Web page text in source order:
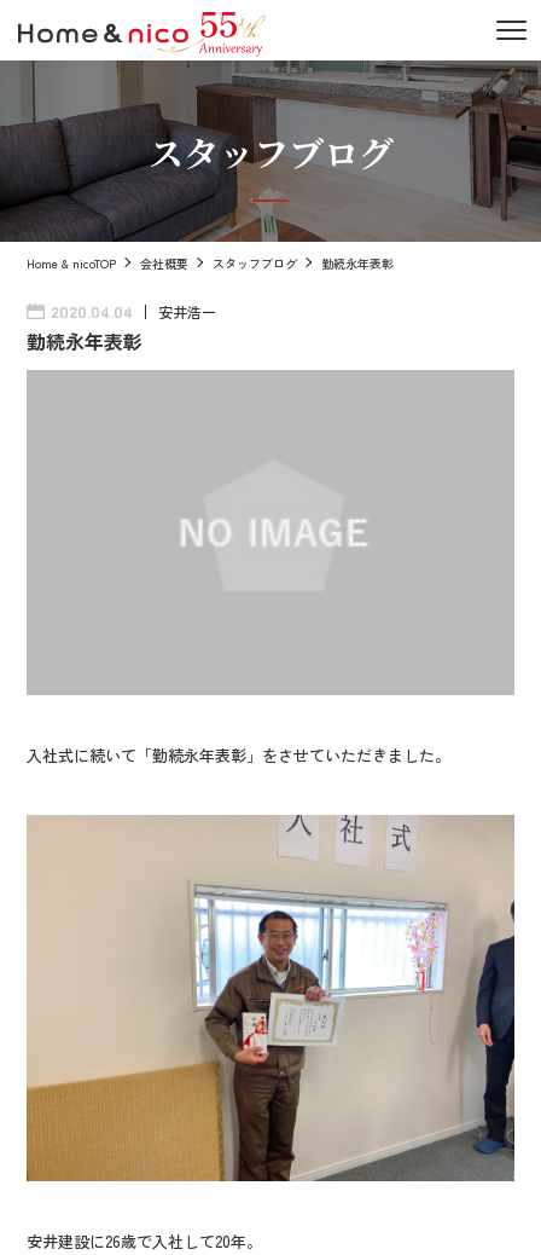
スタッフブログ
Home & nicoTOP 会社概要 スタッフブログ 勤続永年表彰
2020.04.04 安井浩一
勤続永年表彰
入社式に続いて「勤続永年表彰」をさせていただきました。
安井建設に26歳で入社して20年。